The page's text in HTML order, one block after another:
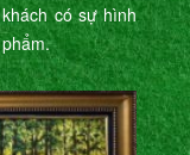
có sự hình